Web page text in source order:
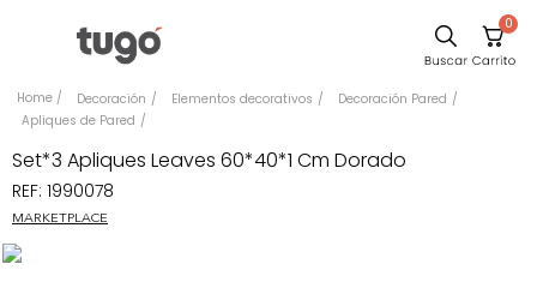
0
Decoración Elementos decorativos
Decoración Pared
Apliques de Pared
Set*3 Apliques Leaves 60*40*1 Cm Dorado
REF: 1990078
MARKETPLACE
Comedor
Escritorio
Silla